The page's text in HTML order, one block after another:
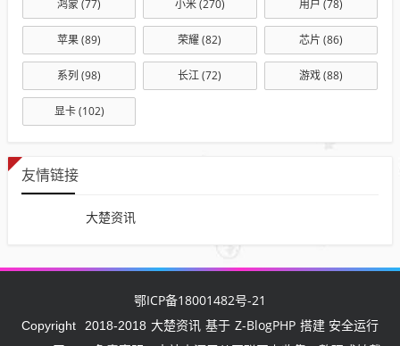
鸿蒙(77) 小米(270) 用户 (78)
苹果(89) 荣耀(82) 芯片 (86)
系列 (98) 长江(72) 游戏(88)
显卡(102)
友情链接
大楚资讯
鄂ICP备18001482号-21
Copyright 2018-2018 大楚资讯 基于 Z-BlogPHP 搭建 安全运行